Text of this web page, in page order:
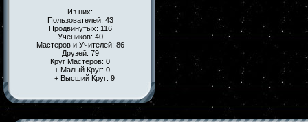
Из них:
Пользователей: 43
Продвинутых: 116
Учеников: 40
Мастеров и Учителей: 86
Друзей: 79
Круг Мастеров: 0
+ Малый Круг: 0
+ Высший Круг: 9